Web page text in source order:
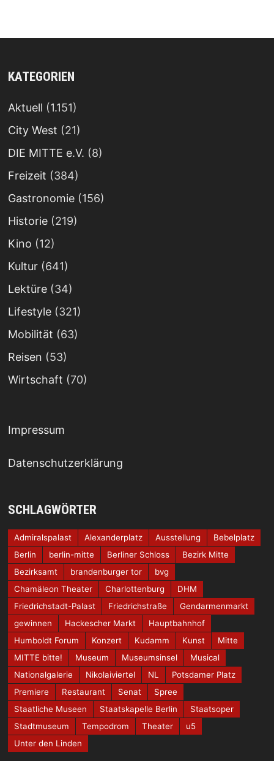
KATEGORIEN
Aktuell (1.151)
City West (21)
DIE MITTE e.V. (8)
Freizeit (384)
Gastronomie(156)
Historie(219)
Kino (12)
Kultur(641)
Lektüre(34)
Lifestyle(321)
Mobilität (63)
Reisen (53)
Wirtschaft (70)
Impressum
Datenschutzerklärung
SCHLAGWÖRTER
Admiralspalast Alexanderplatz Ausstellung
Bebelplatz
Berlin
berlin-mitte Berliner Schloss
Bezirk Mitte
Bezirksamt
brandenburger tor
bvg
Chamäleon Theater
Charlottenburg
DHM
Friedrichstadt-Palast
Friedrichstraße
Gendarmenmarkt
gewinnen
Hackescher Markt
Hauptbahnhof
Humboldt Forum
Konzert Kudamm Kunst
Mitte
MITTE bitte!
Museum Museumsinsel
Musical
Nationalgalerie
Nikolaiviertel NL
Potsdamer Platz
Premiere
Restaurant Senat
Spree
Staatliche Museen
Staatskapelle Berlin
Staatsoper
Stadtmuseum
Tempodrom Theater
u5
Unter den Linden